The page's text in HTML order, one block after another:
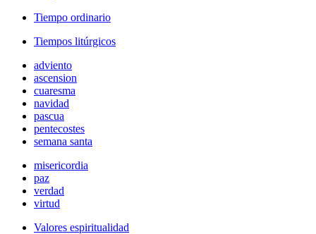
Tiempo ordinario
Tiempos litúrgicos
adviento
ascension
cuaresma
navidad
pascua
pentecostes
semana santa
misericordia
paz
verdad
virtud
Valores espiritualidad